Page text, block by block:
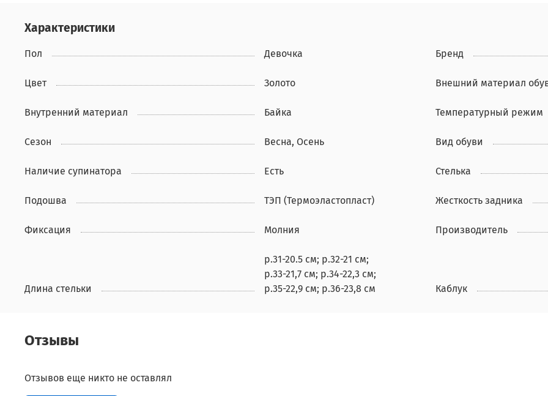
Характеристики
Пол Девочка Бренд
Цвет Золото Внешний материал
Внутренний материал Байка Температурный режим
Сезон Весна, Осень Вид обуви
Наличие супинатора Есть Стелька
Подошва ТЭП (Термоэластопласт) Жесткость задника
Фиксация Молния Производитель
Длина стельки
р.31-20.5 см; р.32-21 см;
р.33-21,7 см; р.34-22,3 см;
р.35-22,9 см; р.36-23,8 см
Каблук
Отзывы
Отзывов еще никто не оставлял